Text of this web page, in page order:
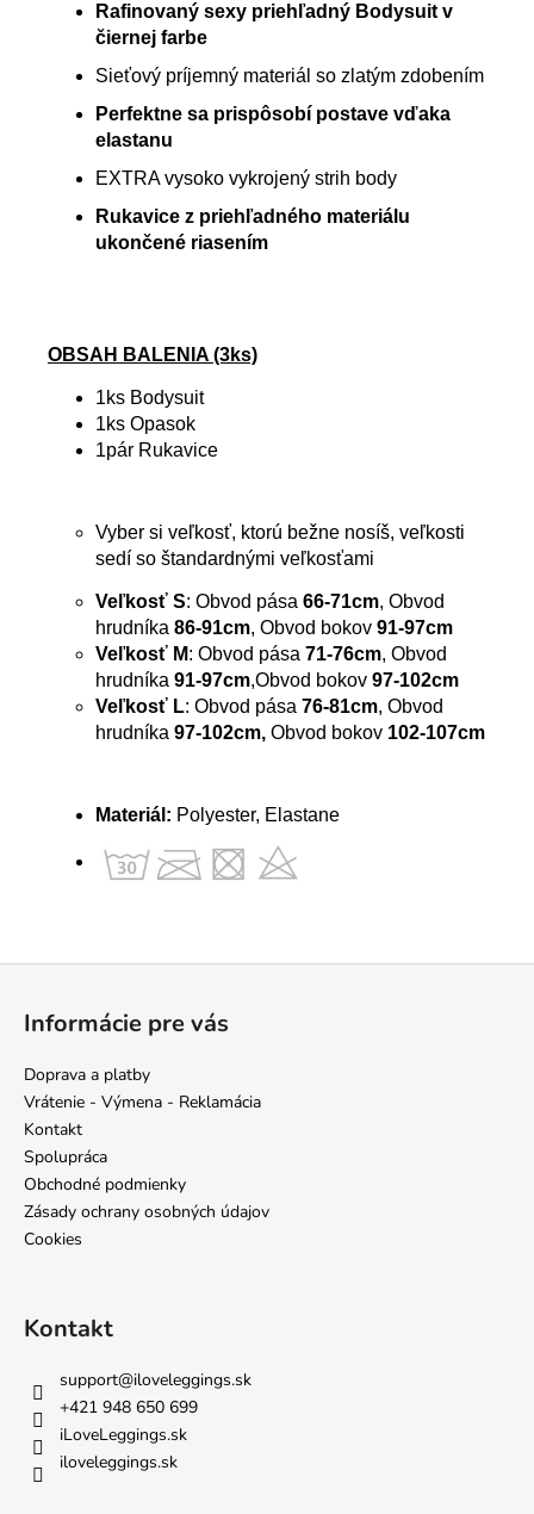
Rafinovaný sexy priehľadný Bodysuit v
čiernej farbe
Sieťový príjemný materiál so zlatým zdobením
Perfektne sa prispôsobí postave vďaka
elastanu
EXTRA vysoko vykrojený strih body
Rukavice z priehľadného materiálu
ukončené riasením
OBSAH BALENIA (3ks)
1ks Bodysuit
1ks Opasok
1pár Rukavice
Vyber si veľkosť, ktorú bežne nosíš, veľkosti
sedí so štandardnými veľkosťami
Veľkosť S: Obvod pása 66-71cm, Obvod
hrudníka 86-91cm, Obvod bokov 91-97cm
Veľkosť M: Obvod pása 71-76cm, Obvod
hrudníka 91-97cm,Obvod bokov 97-102cm
Veľkosť L: Obvod pása 76-81cm, Obvod
hrudníka 97-102cm, Obvod bokov 102-107cm
Materiál: Polyester, Elastane
Informácie pre vás
Doprava a platby
Vrátenie - Výmena - Reklamácia
Kontakt
Spolupráca
Obchodné podmienky
Zásady ochrany osobných údajov
Cookies
Kontakt
support@iloveleggings.sk
+421 948 650 699
iLoveLeggings.sk
iloveleggings.sk